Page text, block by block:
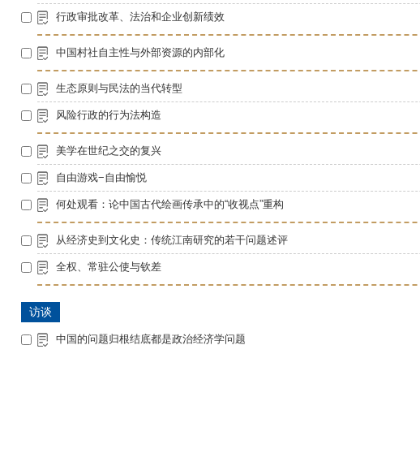
行政审批改革、法治和企业创新绩效
中国村社自主性与外部资源的内部化
生态原则与民法的当代转型
风险行政的行为法构造
美学在世纪之交的复兴
自由游戏−自由愉悦
何处观看：论中国古代绘画传承中的“收视点”重构
从经济史到文化史：传统江南研究的若干问题述评
全权、常驻公使与钦差
访谈
中国的问题归根结底都是政治经济学问题